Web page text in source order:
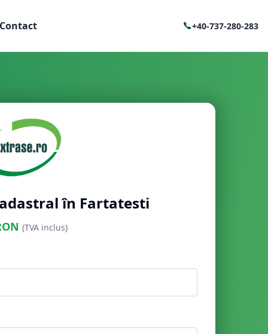
Contact +40-737-280-283
în Fartatesti
(TVA inclus)